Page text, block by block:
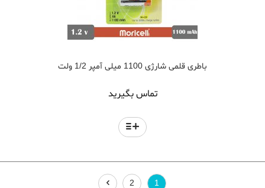
باطری قلمی شارژی 1100 میلی آمپر 1/2 ولت
تماس بگیرید
1
2